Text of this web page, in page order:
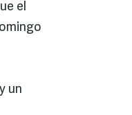
el
un